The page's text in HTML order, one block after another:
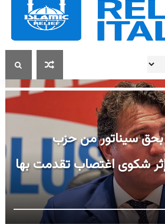
بحق سيناتور من حزب
إثر شكوى اغتصاب تقدمت بها